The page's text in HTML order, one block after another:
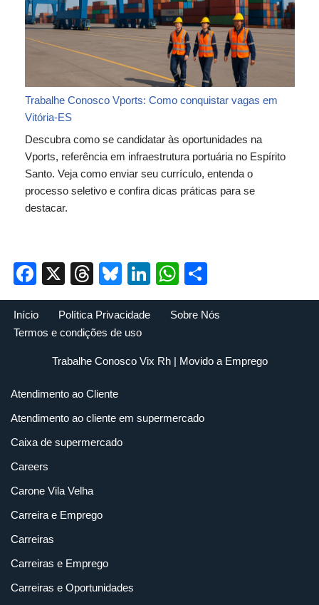
Trabalhe Conosco Vports: Como conquistar vagas em
Vitória-ES
Descubra como se candidatar às oportunidades na
Vports, referência em infraestrutura portuária no Espírito
Santo. Veja como enviar seu currículo, entenda o
processo seletivo e confira dicas práticas para se
destacar.
Facebook
X Threads
Bluesky
LinkedIn
WhatsApp
Início Política Privacidade
Sobre Nós
Termos e condições de uso
Trabalhe Conosco Vix Rh| Movido a Emprego
Atendimento ao Cliente
Atendimento ao cliente em supermercado
Caixa de supermercado
Careers
Carone Vila Velha
Carreira e Emprego
Carreiras
Carreiras e Emprego
Carreiras e Oportunidades